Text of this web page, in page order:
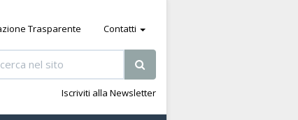
Trasparente Contatti
Iscriviti alla Newsletter